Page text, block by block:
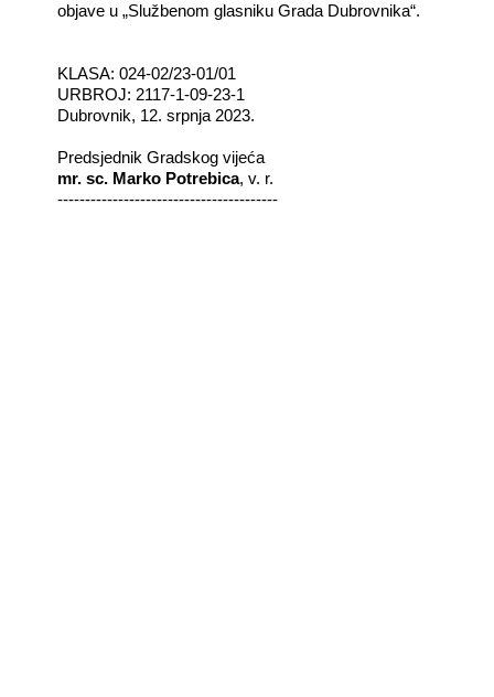
objave u „Službenom glasniku Grada Dubrovnika“.
KLASA: 024-02/23-01/01
URBROJ: 2117-1-09-23-1
Dubrovnik, 12. srpnja 2023.
Predsjednik Gradskog vijeća
mr. sc. Marko Potrebica, v. r.
----------------------------------------